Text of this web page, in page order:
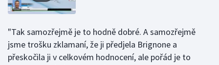
Sportovní střelba
"Tak samozřejmě je to hodně dobré. A samozřejmě
jsme trošku zklamaní, že ji předjela Brignone a
přeskočila ji v celkovém hodnocení, ale pořád je to